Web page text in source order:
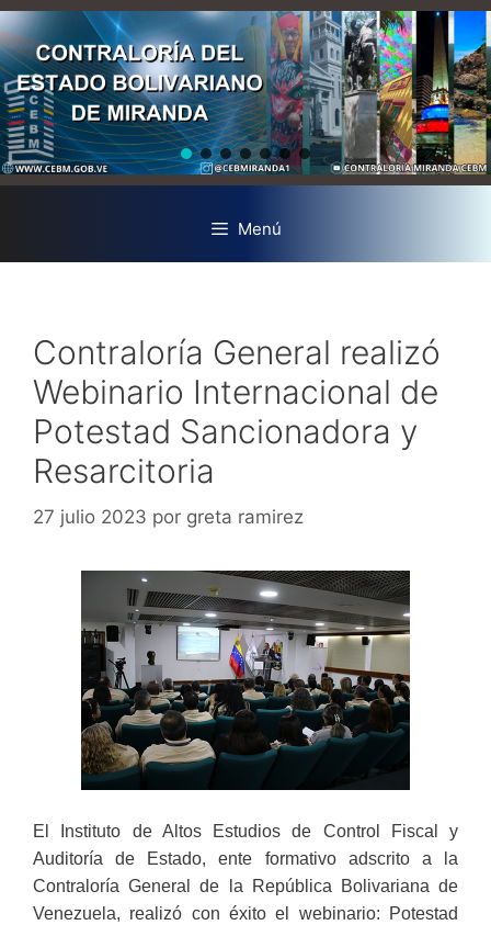
Menú
Contraloría General realizó
Webinario Internacional de
Potestad Sancionadora y
Resarcitoria
27 julio 2023 por greta ramirez
El Instituto de Altos Estudios de Control Fiscal y
Auditoría de Estado, ente formativo adscrito a la
Contraloría General de la República Bolivariana de
Venezuela, realizó con éxito el webinario: Potestad